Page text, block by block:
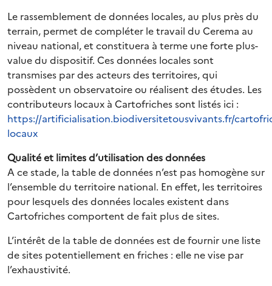
Le rassemblement de données locales, au plus près du
terrain, permet de compléter le travail du Cerema au
niveau national, et constituera à terme une forte plus-
value du dispositif. Ces données locales sont
transmises par des acteurs des territoires, qui
possèdent un observatoire ou réalisent des études. Les
contributeurs locaux à Cartofriches sont listés ici :
https://artificialisation.biodiversitetousvivants.fr/
locaux
Qualité et limites d’utilisation des données
A ce stade, la table de données n’est pas homogène sur
l’ensemble du territoire national. En effet, les territoires
pour lesquels des données locales existent dans
Cartofriches comportent de fait plus de sites.
L’intérêt de la table de données est de fournir une liste
de sites potentiellement en friches : elle ne vise par
l’exhaustivité.